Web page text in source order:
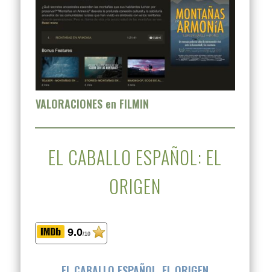
VALORACIONES en FILMIN
EL CABALLO ESPAÑOL: EL
ORIGEN
9.0/10